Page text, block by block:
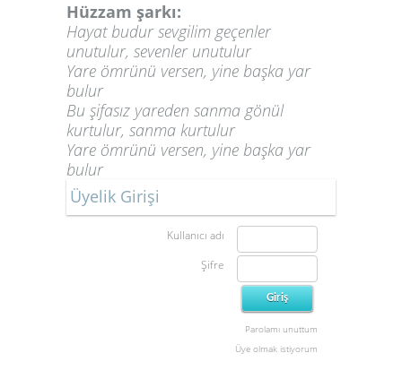
Hüzzam şarkı:
Hayat budur sevgilim geçenler
unutulur, sevenler unutulur
Yare ömrünü versen, yine başka yar
bulur
Bu şifasız yareden sanma gönül
kurtulur, sanma kurtulur
Yare ömrünü versen, yine başka yar
bulur
Üyelik Girişi
Kullanıcı adı
Şifre
Parolamı unuttum
Üye olmak istiyorum